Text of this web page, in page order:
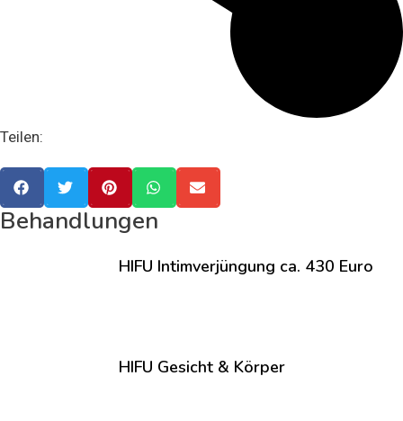
Teilen:
Behandlungen
HIFU Intimverjüngung ca. 430 Euro
HIFU Gesicht & Körper